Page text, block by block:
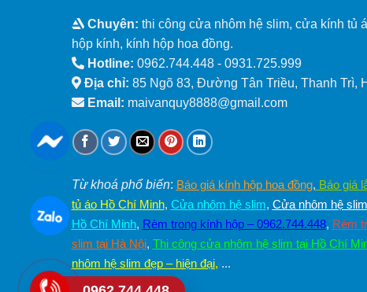
Chuyên: thi công cửa nhôm hệ slim, cửa kính tủ
hộp kính, kính hộp hoa đồng.
Hotline: 0962.744.448 - 0931.725.999
Địa chỉ: 85 Ngõ 83, Đường Tân Triều, Thanh Trì,
Email: maivanquy8888@gmail.com
Từ khoá phổ biến: Báo giá kính hộp hoa đồng, Báo giá
tủ áo Hồ Chí Minh, Cửa nhôm hệ slim, Cửa nhôm hệ
Hồ Chí Minh, Rèm trong kính hộp – 0962.744.448, Rèm
slim tại Hà Nội, Thi công cửa nhôm hệ slim tại Hồ Chí
nhôm hệ slim đẹp – hiện đại, ...